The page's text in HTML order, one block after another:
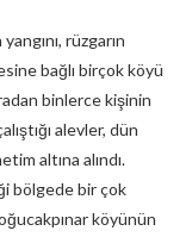
rüzgarın
bağlı birçok köyü
binlerce kişinin
alevler, dün
altına alındı.
bölgede bir çok
köyünün